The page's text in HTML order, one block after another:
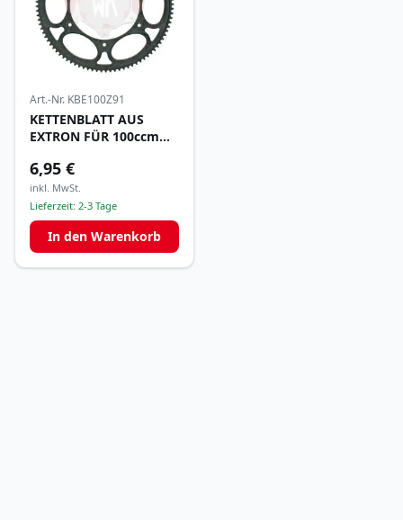
Art.-Nr. KBE100Z91
KETTENBLATT AUS
EXTRON FÜR 100ccm
6,95 €
inkl. MwSt.
Lieferzeit: 2-3 Tage
In den Warenkorb